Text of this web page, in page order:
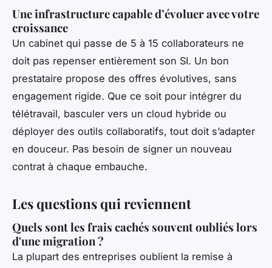
Une infrastructure capable d’évoluer avec votre
croissance
Un cabinet qui passe de 5 à 15 collaborateurs ne
doit pas repenser entièrement son SI. Un bon
prestataire propose des offres évolutives, sans
engagement rigide. Que ce soit pour intégrer du
télétravail, basculer vers un cloud hybride ou
déployer des outils collaboratifs, tout doit s’adapter
en douceur. Pas besoin de signer un nouveau
contrat à chaque embauche.
Les questions qui reviennent
Quels sont les frais cachés souvent oubliés lors
d'une migration ?
La plupart des entreprises oublient la remise à